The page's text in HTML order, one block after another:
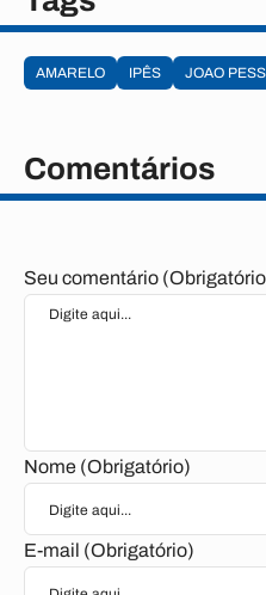
AMARELO IPÊS JOAO
Comentários
Seu comentário
Nome (Obrigatório)
E-mail (Obrigatório)